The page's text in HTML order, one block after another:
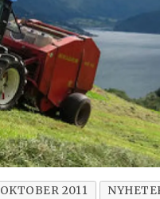
OKTOBER 2011